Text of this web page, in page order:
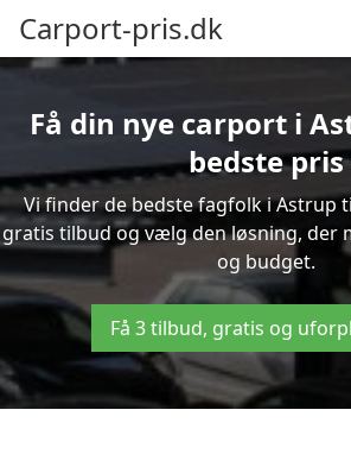
Carport-pris.dk
Få din nye carport i
bedste pris
Vi finder de bedste fagfolk i Astrup
gratis tilbud og vælg den løsning, der
og budget.
Få 3 tilbud, gratis og